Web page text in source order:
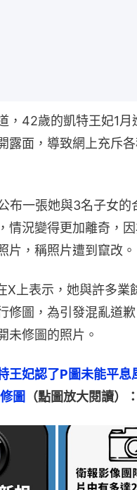
，42歲的凱特王妃1
露面，導致網上充斥
布一張她與3名子女的
情況變得更加離奇，
片，稱照片遭到竄改。
X上表示，她與許多業
修圖，為引發混亂道
未修圖的照片。
王妃認了P圖未能平息
圖 （點圖放大閱讀）：